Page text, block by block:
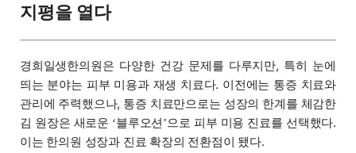
지평을 열다
경희일생한의원은 다양한 건강 문제를 다루지만, 특히 눈에
띄는 분야는 피부 미용과 재생 치료다. 이전에는 통증 치료와
관리에 주력했으나, 통증 치료만으로는 성장의 한계를 체감한
김 원장은 새로운 ‘블루오션’으로 피부 미용 진료를 선택했다.
이는 한의원 성장과 진료 확장의 전환점이 됐다.